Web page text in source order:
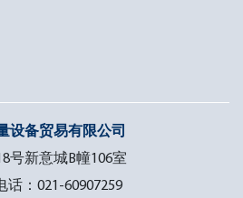
设备贸易有限公司
号新意城B幢106室
：021-60907259